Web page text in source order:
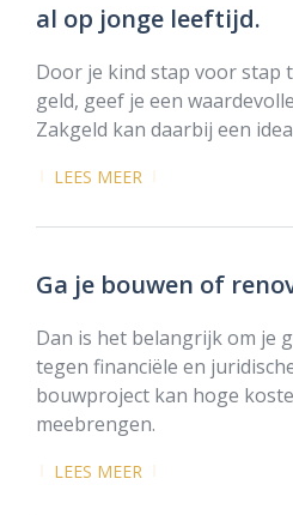
al op jonge leeftijd.
Door je kind stap voor stap
geld, geef je een
Zakgeld kan daarbij een
LEES MEER
Ga je bouwen of
Dan is het belangrijk om je
tegen financiële en
bouwproject kan hoge
meebrengen.
LEES MEER